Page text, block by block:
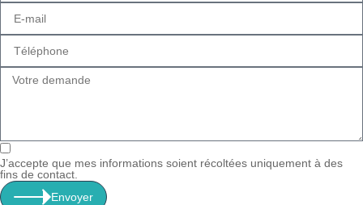
J’accepte que mes informations soient récoltées uniquement à des
fins de contact.
Envoyer